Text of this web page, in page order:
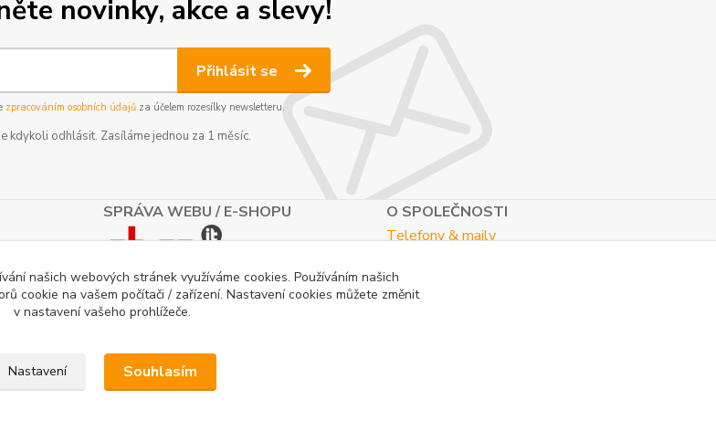
novinky, akce a slevy!
Přihlásit se
zpracováním osobních údajůza účelem rozesílky newsletteru.
kdykoli odhlásit. Zasíláme jednou za 1 měsíc.
SPRÁVA WEBU / E-SHOPU
O SPOLEČNOSTI
Telefony & maily
O nás
našich webových stránek využíváme cookies. Používáním našich
cookie na vašem počítači / zařízení. Nastavení cookies můžete změnit
v nastavení vašeho prohlížeče.
Nastavení Souhlasím